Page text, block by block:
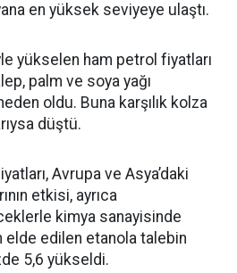
en yüksek seviyeye ulaştı.
yükselen ham petrol fiyatları
palm ve soya yağı
oldu. Buna karşılık kolza
düştü.
Avrupa ve Asya’daki
etkisi, ayrıca
kimya sanayisinde
elde edilen etanola talebin
5,6 yükseldi.